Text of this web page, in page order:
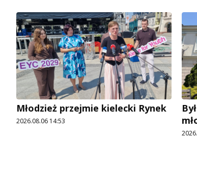
Młodzież przejmie kielecki Rynek
2026.08.06 14:53